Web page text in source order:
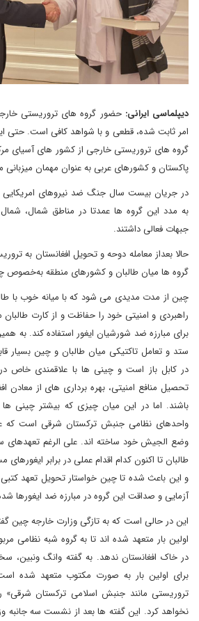
دیپلماسی ایرانی:حضور گروه های تروریستی
امر ثابت شده، قطعی و با شواهد کافی است. حتی
گروه های تروریستی خارجی از کشور های آسیای
پاکستان و کشورهای عربی به عنوان مهمان میزبانی
در جریان بیست سال جنگ ضد نیروهای امریکایی
به مدد این گروه ها عمدتا در مناطق شمال،
جبهات فعالی داشتند.
حالا بعداز معامله دوحه و تحویل افغانستان به
گروه ها میان طالبان و کشورهای منطقه
چین از مدت مدیدی می شود که با میانه خوب با
راهبردی و امنیتی خود را حفاظت و از کارت
برای مبارزه ضد شورشیان ایغور استفاده کند. به
ستد و تعامل تاکتیکی میان طالبان و چین
در کابل باز است و چینی ها با علاقمندی خاص
تحصیل منافع امنیتی، بهره برداری های از معادن
باشند. اما در این میان چیزی که بیشتر چینی
واحدهای نظامی جنبش ترکستان شرقی است که
وضع الجیش خود ساخته اند. علی الرغم تعهدهای
طالبان تا اکنون کدام اقدام عملی در برابر ایغورهای
و این باعث شده تا چین خواستار تحویل تعهد
آزمایی و صداقت این گروه در مبارزه ضد ایغورها
این در حالی است که به تازگی وزارت خارجه چین
اولین بار متعهد شده اند تا به گروه شبه نظامی
در خاک افغانستان ندهد. به گفته وانگ ونبین،
برای اولین بار به صورت مکتوب متعهد شده
تروریستی مانند جنبش اسلامی ترکستان شرقی»
نخواهد کرد. این گفته ها بعد از نشست سه جانبه